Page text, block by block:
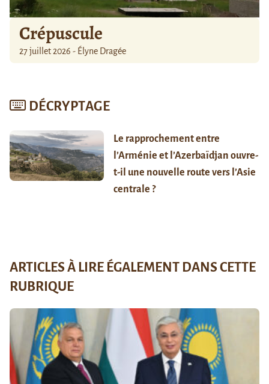
Crépuscule
27 juillet 2026 - Élyne Dragée
DÉCRYPTAGE
Le rapprochement entre
l’Arménie et l’Azerbaïdjan ouvre-
t-il une nouvelle route vers l’Asie
centrale ?
ARTICLES À LIRE ÉGALEMENT DANS CETTE
RUBRIQUE